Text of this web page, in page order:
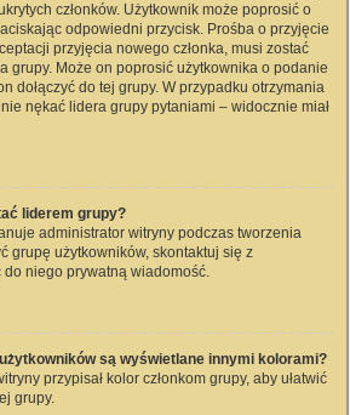
członków. Użytkownik może poprosić o
odpowiedni przycisk. Prośba o przyjęcie
przyjęcia nowego członka, musi zostać
grupy. Może on poprosić użytkownika o podanie
dołączyć do tej grupy. W przypadku otrzymania
nękać lidera grupy pytaniami – widocznie miał
liderem grupy?
administrator witryny podczas tworzenia
grupę użytkowników, skontaktuj się z
do niego prywatną wiadomość.
są wyświetlane innymi kolorami?
przypisał kolor członkom grupy, aby ułatwić
grupy.